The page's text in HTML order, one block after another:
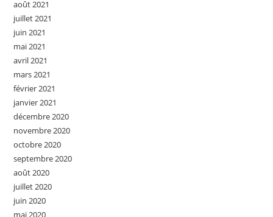
août 2021
juillet 2021
juin 2021
mai 2021
avril 2021
mars 2021
février 2021
janvier 2021
décembre 2020
novembre 2020
octobre 2020
septembre 2020
août 2020
juillet 2020
juin 2020
mai 2020